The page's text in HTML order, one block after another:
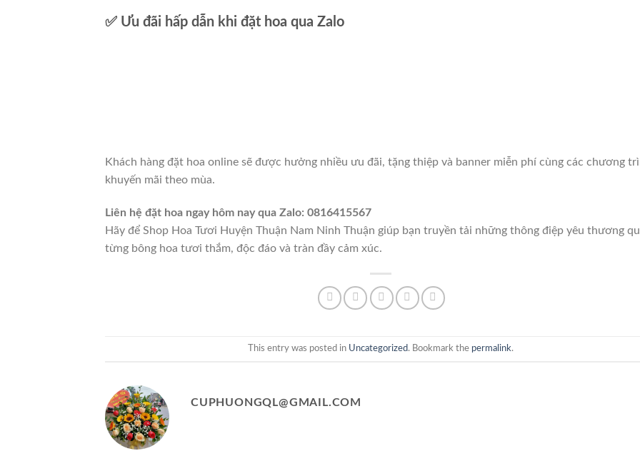
✅ Ưu đãi hấp dẫn khi đặt hoa qua Zalo
Khách hàng đặt hoa online sẽ được hưởng nhiều ưu đãi, tặng thiệp và banner miễn phí cùng các chương
khuyến mãi theo mùa.
Liên hệ đặt hoa ngay hôm nay qua Zalo: 0816415567
Hãy để Shop Hoa Tươi Huyện Thuận Nam Ninh Thuận giúp bạn truyền tải những thông điệp yêu thương
từng bông hoa tươi thắm, độc đáo và tràn đầy cảm xúc.
This entry was posted in Uncategorized. Bookmark the permalink.
CUPHUONGQL@GMAIL.COM